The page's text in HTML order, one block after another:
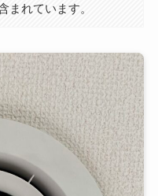
まれています。